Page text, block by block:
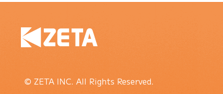
© ZETA INC. All Rights Reserved.